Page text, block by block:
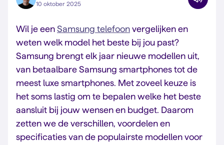
10 oktober 2025
Wil je een Samsung telefoon vergelijken en
weten welk model het beste bij jou past?
Samsung brengt elk jaar nieuwe modellen uit,
van betaalbare Samsung smartphones tot de
meest luxe smartphones. Met zoveel keuze is
het soms lastig om te bepalen welke het beste
aansluit bij jouw wensen en budget. Daarom
zetten we de verschillen, voordelen en
specificaties van de populairste modellen voor